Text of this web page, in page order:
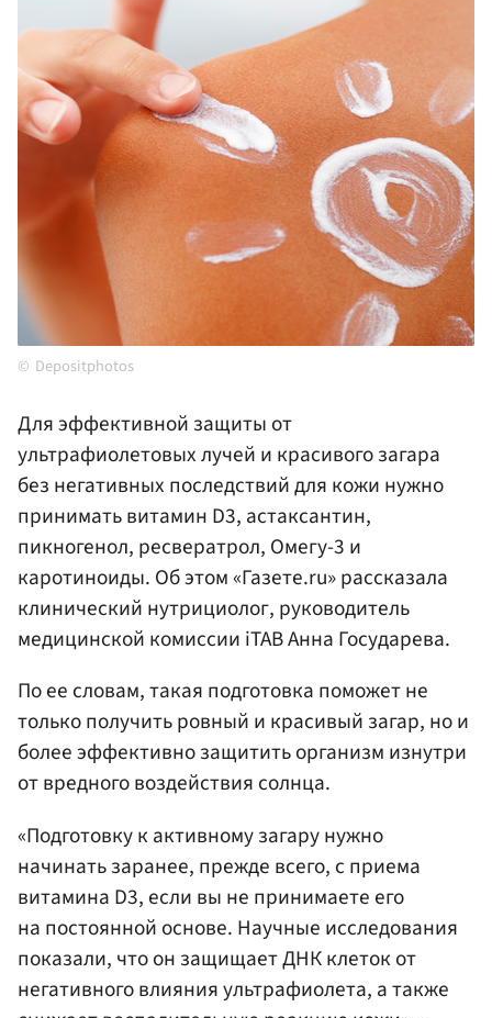
Depositphotos
Для эффективной защиты от
ультрафиолетовых лучей и красивого загара
без негативных последствий для кожи нужно
принимать витамин D3, астаксантин,
пикногенол, ресвератрол, Омегу-3 и
каротиноиды. Об этом «Газете.ru» рассказала
клинический нутрициолог, руководитель
медицинской комиссии iTAB Анна Государева.
По ее словам, такая подготовка поможет не
только получить ровный и красивый загар, но и
более эффективно защитить организм изнутри
от вредного воздействия солнца.
«Подготовку к активному загару нужно
начинать заранее, прежде всего, с приема
витамина D3, если вы не принимаете его
на постоянной основе. Научные исследования
показали, что он защищает ДНК клеток от
негативного влияния ультрафиолета, а также